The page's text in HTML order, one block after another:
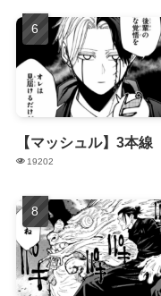
【マッシュル】3本線
19202